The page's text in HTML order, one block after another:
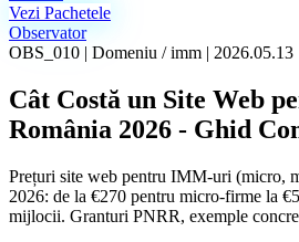
Vezi Pachetele
Observator
OBS_010 | Domeniu /imm | 2026.05.13
Cât Costă un Site Web
România 2026 - Ghid
Prețuri site web pentru IMM-uri (micro,
2026: de la €270 pentru micro-firme la
mijlocii. Granturi PNRR, exemple